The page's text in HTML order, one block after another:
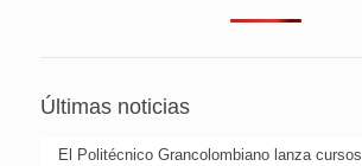
Últimas noticias
El Politécnico Grancolombiano lanza cursos